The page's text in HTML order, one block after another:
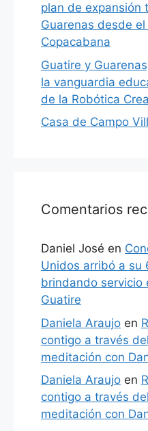
plan de expansión
Guarenas desde
Copacabana
Guatire y
la vanguardia
de la Robótica
Casa de Campo
Comentarios
Daniel José en
Unidos arribó a su
brindando servicio
Guatire
Daniela Araujo en
contigo a través
meditación con
Daniela Araujo en
contigo a través
meditación con